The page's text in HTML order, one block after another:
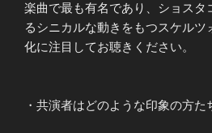
楽曲で最も有名であり、ショスタ
るシニカルな動きをもつスケルツ
化に注目してお聴きください。
・共演者はどのような印象の方た